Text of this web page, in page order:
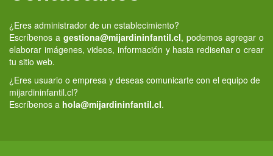
¿Eres administrador de un establecimiento?
Escríbenos a gestiona@mijardininfantil.cl, podemos agregar o
elaborar imágenes, videos, información y hasta rediseñar o crear
tu sitio web.
¿Eres usuario o empresa y deseas comunicarte con el equipo de
mijardininfantil.cl?
Escríbenos a hola@mijardininfantil.cl.